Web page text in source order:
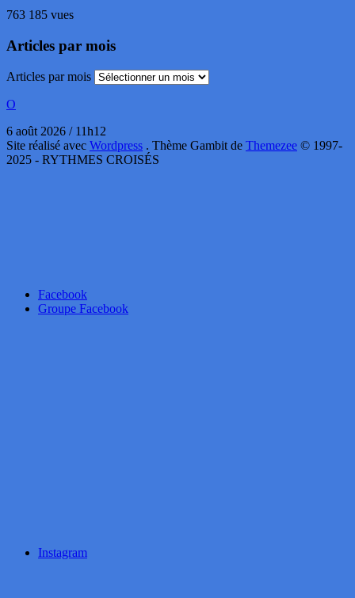
763 185 vues
Articles par mois
Articles par mois
O
6 août 2026 / 11h12
Site réalisé avec Wordpress . Thème Gambit de Themezee © 1997-
2025 - RYTHMES CROISÉS
Facebook
Groupe Facebook
Instagram